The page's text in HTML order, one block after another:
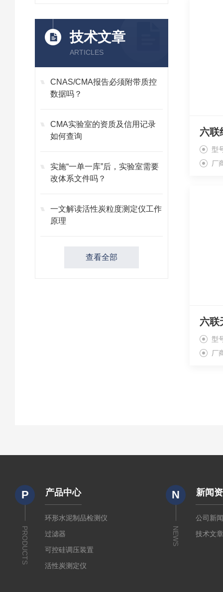
技术文章
ARTICLES
CNAS/CMA报告必须附带质控
数据吗？
CMA实验室的资质及信用记录
如何查询
实施“一单一库”后，实验室需要
改体系文件吗？
一文解读活性炭粒度测定仪工作
原理
查看全部
六联
型
厂
六联
型
厂
P
PRODUCTS
产品中心
环形水泥制品检测仪
过滤器
可控硅调压装置
活性炭测定仪
N
NEWS
新闻
公司新
技术文